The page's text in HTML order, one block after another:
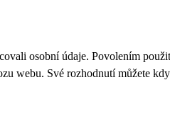
osobní údaje. Povolením
webu. Své rozhodnutí můžete